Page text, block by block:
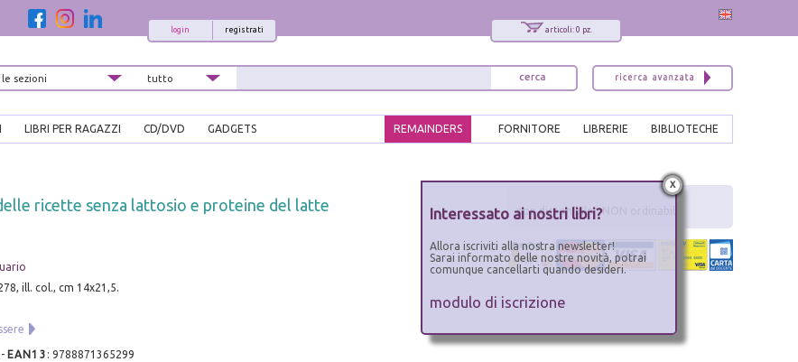
articoli: 0 pz.
registrati
login
LIBRI PER RAGAZZI CD/DVD GADGETS BIBLIOTECHE
LIBRERIE
FORNITORE
REMAINDERS
ricette senza lattosio e proteine del latte
ill. col., cm 14x21,5.
- EAN13 : 9788871365299
non disponibile - NON ordinabile
x
Interessato ai nostri libri?
Allora iscriviti alla nostra newsletter!
Sarai informato delle nostre novità, potrai
comunque cancellarti quando desideri.
modulo di iscrizione